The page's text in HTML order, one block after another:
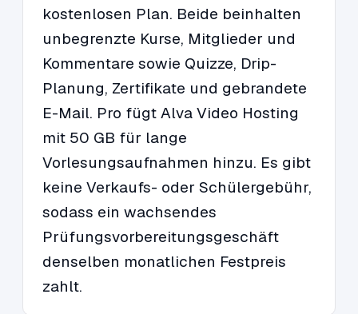
kostenlosen Plan. Beide beinhalten
unbegrenzte Kurse, Mitglieder und
Kommentare sowie Quizze, Drip-
Planung, Zertifikate und gebrandete
E-Mail. Pro fügt Alva Video Hosting
mit 50 GB für lange
Vorlesungsaufnahmen hinzu. Es gibt
keine Verkaufs- oder Schülergebühr,
sodass ein wachsendes
Prüfungsvorbereitungsgeschäft
denselben monatlichen Festpreis
zahlt.